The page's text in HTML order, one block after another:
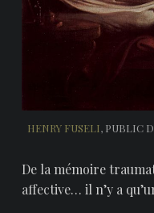
HENRY FUSELI, PUBLIC
De la mémoire
affective… il n’y a